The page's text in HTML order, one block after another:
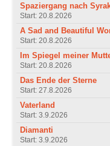
Spaziergang nach
Start: 20.8.2026
A Sad and Beautiful
Start: 20.8.2026
Im Spiegel meiner
Start: 20.8.2026
Das Ende der Sterne
Start: 27.8.2026
Vaterland
Start: 3.9.2026
Diamanti
Start: 3.9.2026